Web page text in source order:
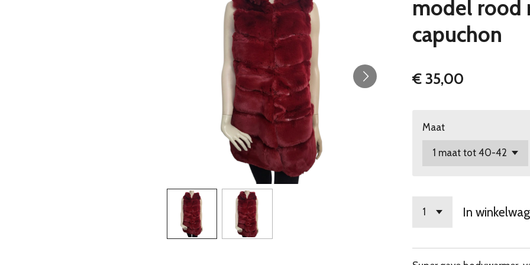
model rood
capuchon
€ 35,00
Maat
In